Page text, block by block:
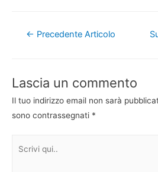
Navigazione
← Precedente Articolo
Lascia un commento
Il tuo indirizzo email non sarà
sono contrassegnati *